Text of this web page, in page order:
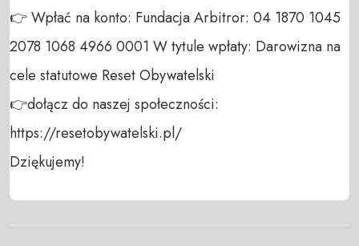
👉 Wpłać na konto: Fundacja Arbitror: 04 1870 1045
2078 1068 4966 0001 W tytule wpłaty: Darowizna na
cele statutowe Reset Obywatelski
👉dołącz do naszej społeczności:
https://resetobywatelski.pl/
Dziękujemy!